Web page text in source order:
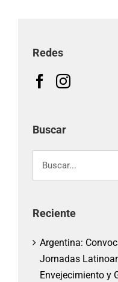
Redes
Buscar
Reciente
Argentina:
Jornadas
Envejecimiento y